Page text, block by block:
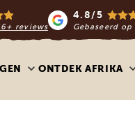
reviews
4.8/5
Gebaseerd op
ONTDEK AFRIKA